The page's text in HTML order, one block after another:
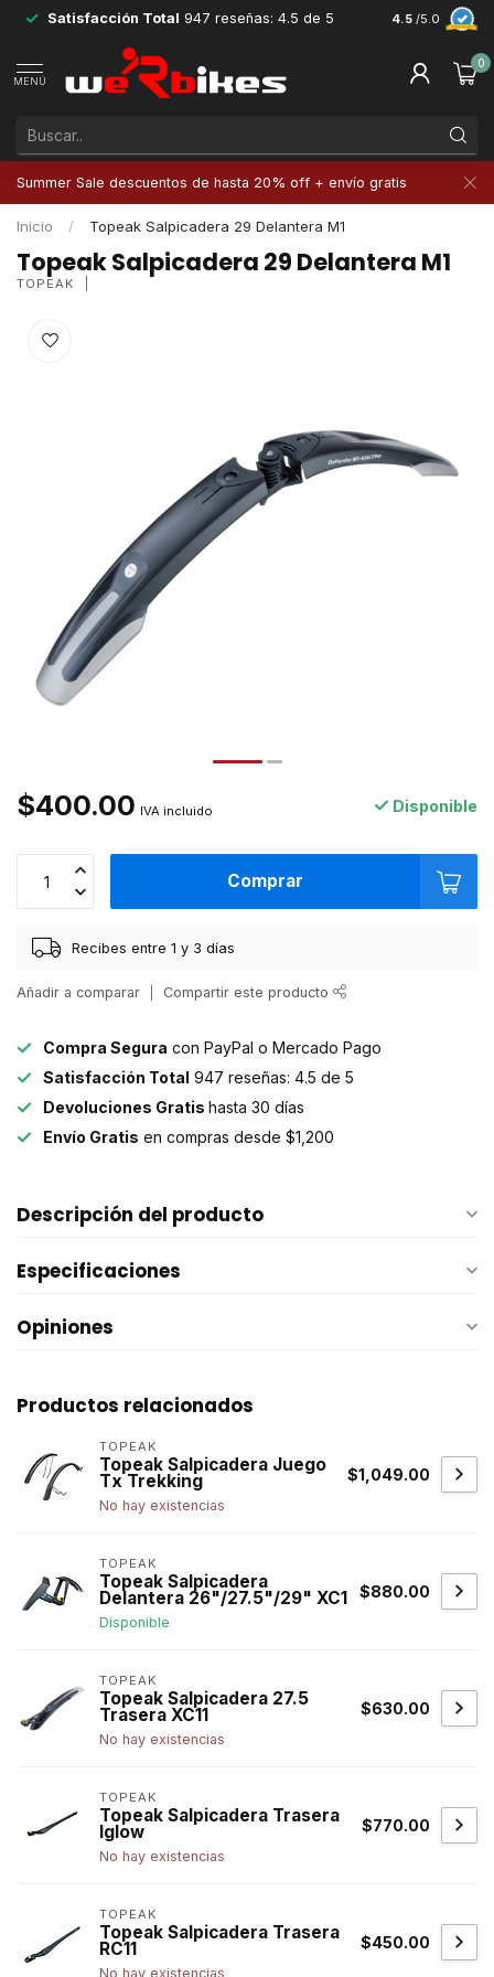
Satisfacción Total 947 reseñas: 4.5 de 5 4.5 /5.0
MENÚ
0
Summer Sale descuentos de hasta 20% off + envío gratis
Inicio / Topeak Salpicadera 29 Delantera M1
Topeak Salpicadera 29 Delantera M1
TOPEAK
$400.00 IVA incluido Disponible
Comprar
Recibes entre 1 y 3 días
Añadir a comparar Compartir este producto
Compra Segura con PayPal o Mercado Pago
Satisfacción Total 947 reseñas: 4.5 de 5
Devoluciones Gratis hasta 30 días
Envío Gratis en compras desde $1,200
Descripción del producto
Especificaciones
Opiniones
Productos relacionados
TOPEAK
Topeak Salpicadera Juego
Tx Trekking
No hay existencias
$1,049.00
TOPEAK
Topeak Salpicadera
Delantera 26"/27.5"/29" XC1
Disponible
$880.00
TOPEAK
Topeak Salpicadera 27.5
Trasera XC11
No hay existencias
$630.00
TOPEAK
Topeak Salpicadera Trasera
Iglow
No hay existencias
$770.00
TOPEAK
Topeak Salpicadera Trasera
RC11
No hay existencias
$450.00